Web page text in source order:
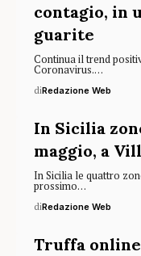
contagio, in
guarite
Continua il trend
Coronavirus.…
diRedazione Web
In Sicilia
maggio, a
In Sicilia le quattro
prossimo…
diRedazione Web
Truffa